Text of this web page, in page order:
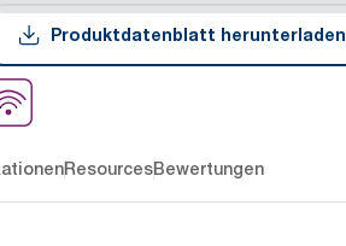
Produktdatenblatt herunterladen
ResourcesBewertungen